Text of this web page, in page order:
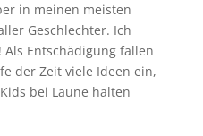
in meinen meisten
Geschlechter. Ich
Entschädigung fallen
der Zeit viele Ideen ein,
bei Laune halten